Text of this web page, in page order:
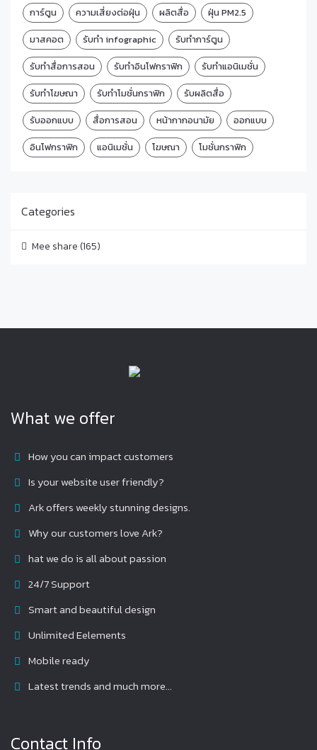
การ์ตูน
ความเสี่ยงต่อฝุ่น ผลิตสื่อ
ฝุ่น PM2.5
มาสคอต
รับทำ infographic
รับทำการ์ตูน
รับทำสื่อการสอน
รับทำอินโฟกราฟิก
รับทำแอนิเมชั่น
รับทำโฆษณา
รับทำโมชั่นกราฟิก
รับผลิตสื่อ
รับออกแบบ
สื่อการสอน หน้ากากอนามัย
ออกแบบ
อินโฟกราฟิก
แอนิเมชั่น โฆษณา โมชั่นกราฟิก
Categories
Mee share(165)
What we offer
How you can impact customers
Is your website user friendly?
Ark offers weekly stunning designs.
Why our customers love Ark?
hat we do is all about passion
24/7 Support
Smart and beautiful design
Unlimited Eelements
Mobile ready
Latest trends and much more...
Contact Info